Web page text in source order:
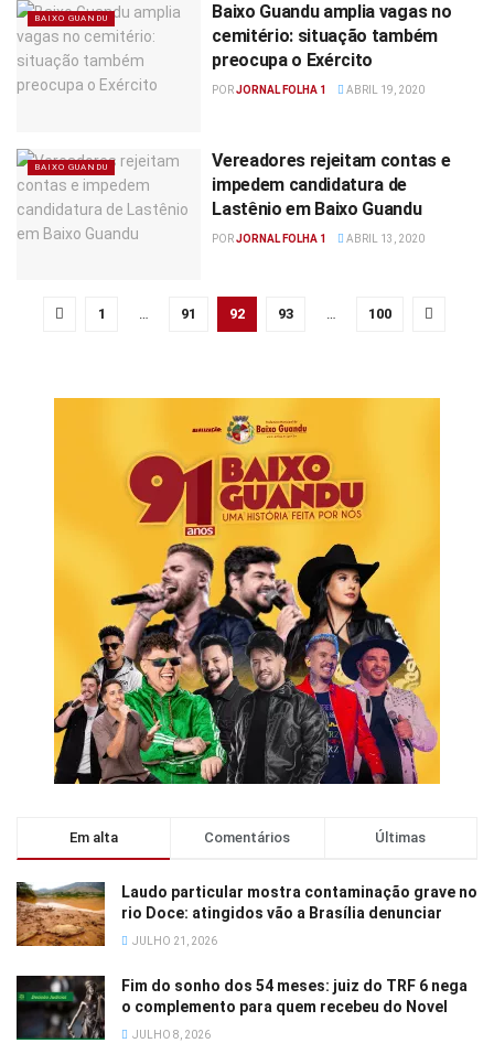
BAIXO GUANDU
Baixo Guandu amplia vagas no
cemitério: situação também
preocupa o Exército
PORJORNAL FOLHA 1 ABRIL 19, 2020
BAIXO GUANDU
Vereadores rejeitam contas e
impedem candidatura de
Lastênio em Baixo Guandu
PORJORNAL FOLHA 1 ABRIL 13, 2020
1 … 91 92 93 … 100
Em alta Comentários Últimas
Laudo particular mostra contaminação grave no
rio Doce: atingidos vão a Brasília denunciar
JULHO 21, 2026
Fim do sonho dos 54 meses: juiz do TRF 6 nega
o complemento para quem recebeu do Novel
JULHO 8, 2026